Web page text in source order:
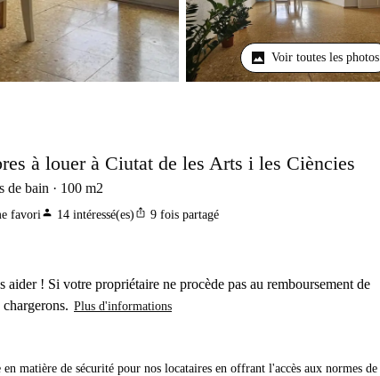
Voir toutes les photos
à louer à Ciutat de les Arts i les Ciències
de bain 100 m2
favoriperson 14 intéressé(es) ios_share 9 fois partagé
aider ! Si votre propriétaire ne procède pas au remboursement de
Plus d'informations
matière de sécurité pour nos locataires en offrant l'accès aux normes de